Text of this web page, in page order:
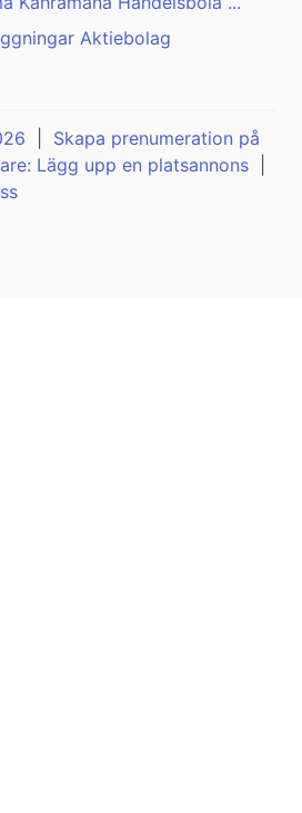
Aktiebolag
Skapa prenumeration på
Lägg upp en platsannons